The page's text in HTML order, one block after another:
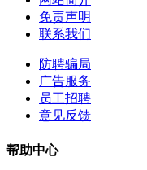
免责声明
联系我们
防聘骗局
广告服务
员工招聘
意见反馈
帮助中心